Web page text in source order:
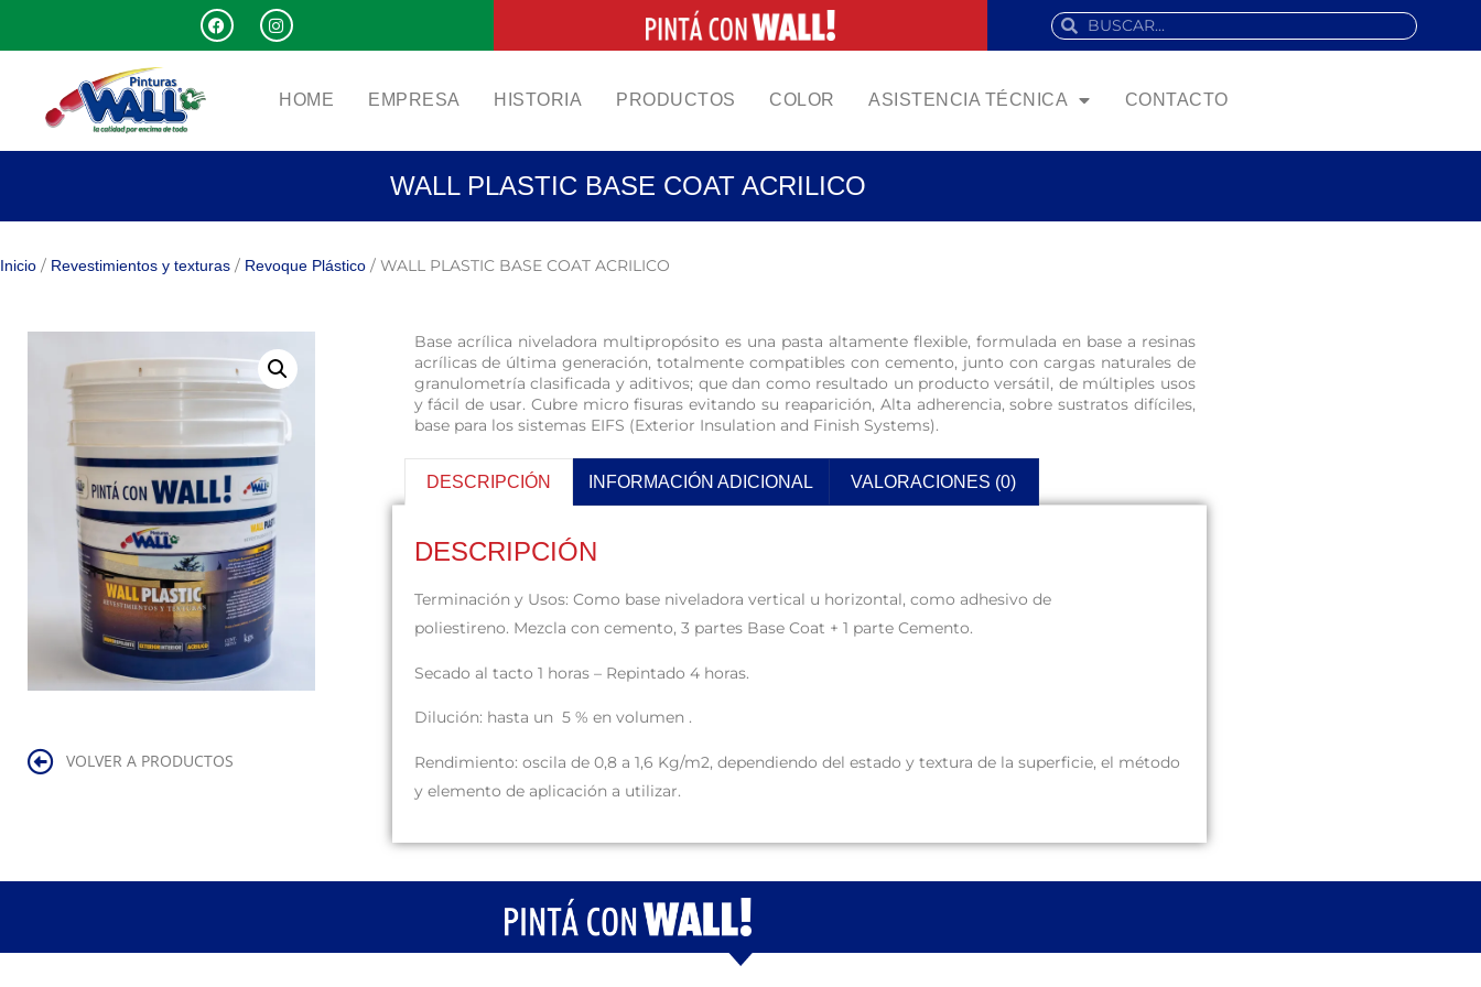
HOME EMPRESA HISTORIA PRODUCTOS COLOR ASISTENCIA TÉCNICA CONTACTO
WALL PLASTIC BASE COAT ACRILICO
Inicio / Revestimientos y texturas / Revoque Plástico / WALL PLASTIC BASE COAT ACRILICO
VOLVER A PRODUCTOS
Base acrílica niveladora multipropósito es una pasta altamente flexible, formulada en base a resinas
acrílicas de última generación, totalmente compatibles con cemento, junto con cargas naturales de
granulometría clasificada y aditivos; que dan como resultado un producto versátil, de múltiples usos
y fácil de usar. Cubre micro fisuras evitando su reaparición, Alta adherencia, sobre sustratos difíciles,
base para los sistemas EIFS (Exterior Insulation and Finish Systems).
DESCRIPCIÓN INFORMACIÓN ADICIONAL VALORACIONES (0)
DESCRIPCIÓN
Terminación y Usos: Como base niveladora vertical u horizontal, como adhesivo de
poliestireno. Mezcla con cemento, 3 partes Base Coat + 1 parte Cemento.
Secado al tacto 1 horas – Repintado 4 horas.
Dilución: hasta un 5 % en volumen .
Rendimiento: oscila de 0,8 a 1,6 Kg/m2, dependiendo del estado y textura de la superficie, el método
y elemento de aplicación a utilizar.